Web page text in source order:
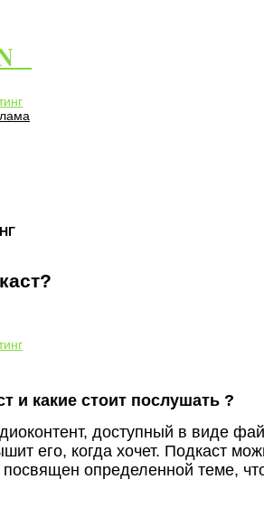
и какие стоит послушать ?
доступный в виде
его, когда хочет. Подкаст
посвящен определенной теме,